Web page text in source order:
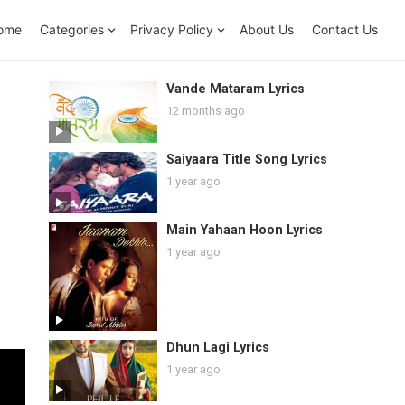
Categories Privacy Policy About Us Contact Us
Vande Mataram Lyrics
12 months ago
Saiyaara Title Song Lyrics
1 year ago
Main Yahaan Hoon Lyrics
1 year ago
Dhun Lagi Lyrics
1 year ago